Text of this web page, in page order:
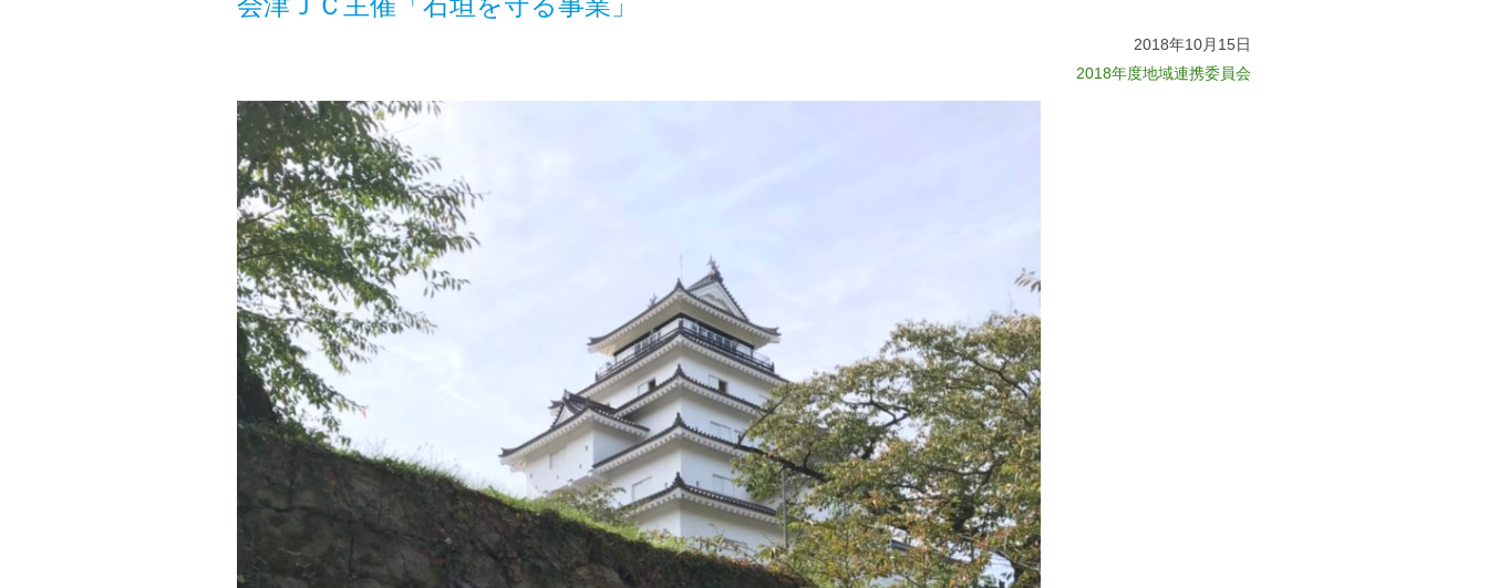
2018年10月15日
2018年度地域連携委員会